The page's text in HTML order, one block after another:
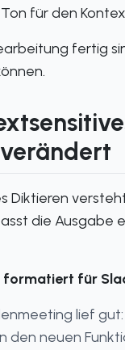
für den
fertig
Diktieren
die Ausgabe
formatiert für
lief gut:
den neuen